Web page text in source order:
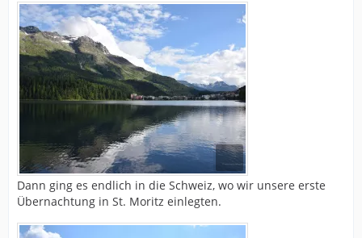
Dann ging es endlich in die Schweiz, wo wir unsere erste
Übernachtung in St. Moritz einlegten.